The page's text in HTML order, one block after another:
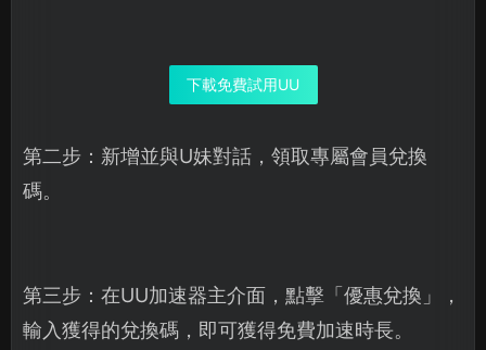
下載免費試用UU
第二步：新增並與U妹對話，領取專屬會員兌換
碼。
第三步：在UU加速器主介面，點擊「優惠兌換」，
輸入獲得的兌換碼，即可獲得免費加速時長。